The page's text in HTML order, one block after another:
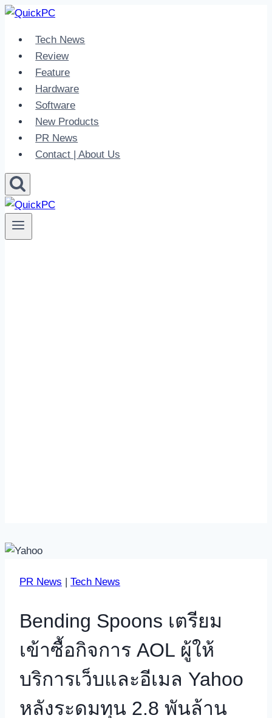
Skip
contentTech News
Review
Feature
Hardware
Software
New Products
PR News
Contact | About Us
PR News | Tech News
Bending Spoons เตรียม
เข้าซื้อกิจการ AOL ผู้ให้
บริการเว็บและอีเมล Yahoo
หลังระดมทุน 2.8 พันล้าน